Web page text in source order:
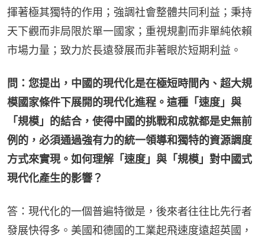
揮著極其獨特的作用；強調社會整體共同利益；秉持
天下觀而非局限於單一國家；重視規劃而非單純依賴
市場力量；致力於長遠發展而非著眼於短期利益。
問：您提出，中國的現代化是在極短時間內、超大規
模國家條件下展開的現代化進程。這種「速度」與
「規模」的結合，使得中國的挑戰和成就都是史無前
例的，必須通過強有力的統一領導和獨特的資源調度
方式來實現。如何理解「速度」與「規模」對中國式
現代化產生的影響？
答：現代化的一個普遍特徵是，後來者往往比先行者
發展快得多。美國和德國的工業起飛速度遠超英國，